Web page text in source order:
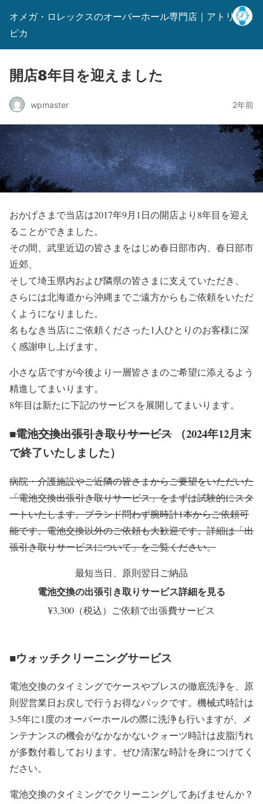
オメガ・ロレックスのオーバーホール専門店｜アトリエス
ピカ
開店8年目を迎えました
wpmaster 2年前
おかげさまで当店は2017年9月1日の開店より8年目を迎え
ることができました。
その間、武里近辺の皆さまをはじめ春日部市内、春日部市
近郊、
そして埼玉県内および隣県の皆さまに支えていただき、
さらには北海道から沖縄までご遠方からもご依頼をいただ
くようになりました。
名もなき当店にご依頼くださった1人ひとりのお客様に深
く感謝申し上げます。
小さな店ですが今後より一層皆さまのご希望に添えるよう
精進してまいります。
8年目は新たに下記のサービスを展開してまいります。
■電池交換出張引き取りサービス
（2024年12月末
で終了いたしました）
病院・介護施設やご近隣の皆さまからご要望をいただいた
「電池交換出張引き取りサービス」をまずは試験的にスタ
ートいたします。ブランド問わず腕時計1本からご依頼可
能です。電池交換以外のご依頼も大歓迎です。詳細は「出
張引き取りサービスについて」をご覧ください。
最短当日、原則翌日ご納品
電池交換の出張引き取りサービス詳細を見る
¥3,300（税込）ご依頼で出張費サービス
■ウォッチクリーニングサービス
電池交換のタイミングでケースやブレスの徹底洗浄を、原
則翌営業日お戻しで行うお得なパックです。機械式時計は
3-5年に1度のオーバーホールの際に洗浄も行いますが、メ
ンテナンスの機会がなかなかないクォーツ時計は皮脂汚れ
が多数付着しております。ぜひ清潔な時計を身につけてく
ださい。
電池交換のタイミングでクリーニングしてあげませんか？